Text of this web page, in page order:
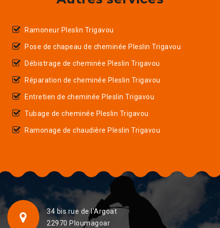
Ramoneur Pleslin Trigavou
Pose de chapeau de cheminée Pleslin Trigavou
Débistrage de cheminée Pleslin Trigavou
Réparation de cheminée Pleslin Trigavou
Entretien de cheminée Pleslin Trigavou
Tubage de cheminée Pleslin Trigavou
Ramonage de chaudière Pleslin Trigavou
34 bis rue de l'Argoat
22970 Ploumagoar